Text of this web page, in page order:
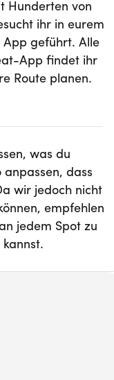
Hunderten von
ihr in eurem
App geführt. Alle
App findet ihr
Route planen.
was du
anpassen, dass
wir jedoch nicht
empfehlen
jedem Spot zu